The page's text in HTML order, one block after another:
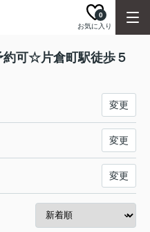
お気に入り
0
約可☆片倉町駅徒歩５
変更
変更
変更